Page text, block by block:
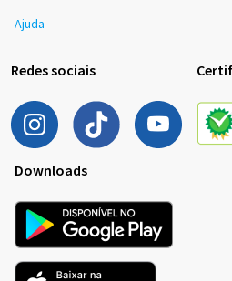
Ajuda
Redes sociais
Downloads